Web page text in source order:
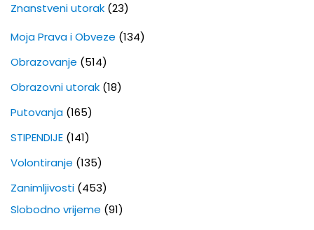
Znanstveni utorak (23)
Moja Prava i Obveze (134)
Obrazovanje (514)
Obrazovni utorak (18)
Putovanja (165)
STIPENDIJE (141)
Volontiranje (135)
Zanimljivosti (453)
Slobodno vrijeme (91)